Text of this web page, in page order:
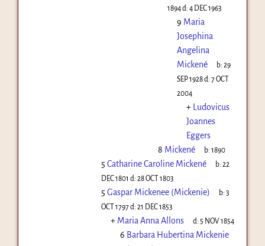
1894d: 4 DEC 1963
9 Maria
Josephina
Angelina
Mickené
b:29
SEP 1928d: 7 OCT
2004
+ Ludovicus
Joannes
Eggers
8 Mickené b:1890
5 Catharine Caroline Mickené b:22
DEC 1801 d: 28 OCT 1803
5 Gaspar Mickenee (Mickenie) b:3
OCT 1797d: 21 DEC 1853
+ Maria Anna Allons d: 5 NOV 1854
6 Barbara Hubertina Mickenie